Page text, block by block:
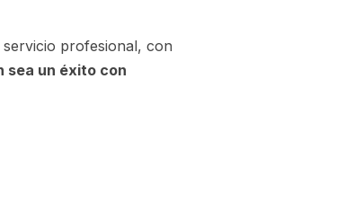
profesional, con
sea un éxito con